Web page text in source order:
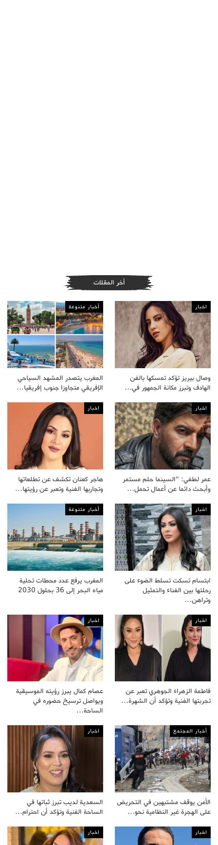
أخر المقلات
اخبار
وصال بيريز تؤكد تمسكها بالفن
الهادف وتبرز مكانة الجمهور في…
أخبار متنوعة
المغرب يتصدر المشهد السياحي
الإفريقي متجاوزا جنوب إفريقيا…
اخبار
عمر لطفي: “السينما حلم مستمر
وأبحث دائما عن أعمال تحمل…
اخبار
هاجر كعنان تكشف عن تطلعاتها
وتجاربها الفنية وتعبر عن رؤيتها…
اخبار
ابتسام تسكت تسلط الضوء على
رحلتها بين الغناء والتمثيل
وتراهن…
أخبار متنوعة
المغرب يرفع عدد محطات تحلية
مياه البحر إلى 36 بحلول 2030
اخبار
فاطمة الزهراء الجوهري تعبر عن
تجربتها الفنية وتؤكد أن الشهرة…
اخبار
عصام كمال يبرز رؤيته الموسيقية
ويواصل ترسيخ حضوره في
الساحة…
أخبار المجتمع
الأمن يوقف مشتبهين في التحريض
على الهجرة غير النظامية نحو…
اخبار
السعدية لديب تبرز ثباتها في
الساحة الفنية وتؤكد أن احترام…
اخبار اخبار